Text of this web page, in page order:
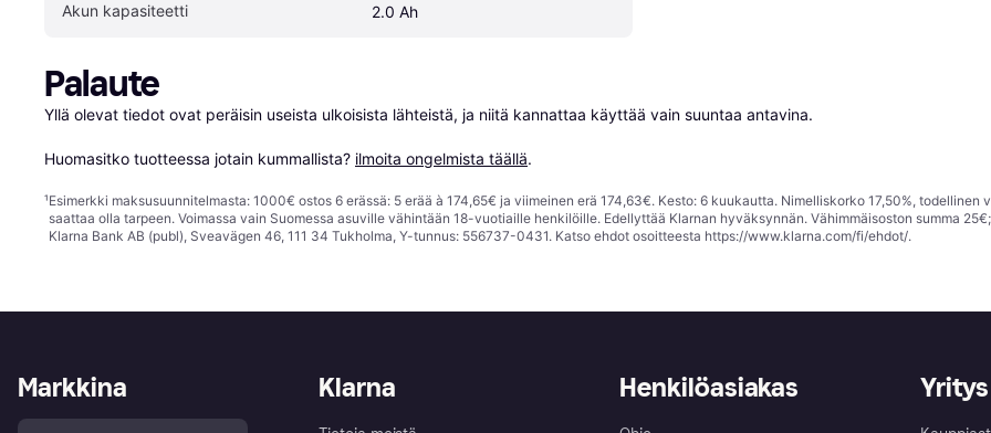
Akun kapasiteetti 2.0 Ah
Palaute
Yllä olevat tiedot ovat peräisin useista ulkoisista lähteistä, ja niitä kannattaa käyttää vain suuntaa antavina.
Huomasitko tuotteessa jotain kummallista? ilmoita ongelmista täällä.
¹Esimerkki maksusuunnitelmasta: 1000€ ostos 6 erässä: 5 erää à 174,65€ ja viimeinen erä 174,63€. Kesto: 6 kuukautta. Nimelliskorko 17,50%,
saattaa olla tarpeen. Voimassa vain Suomessa asuville vähintään 18-vuotiaille henkilöille. Edellyttää Klarnan hyväksynnän. Vähimmäisoston summa
Klarna Bank AB (publ), Sveavägen 46, 111 34 Tukholma, Y-tunnus: 556737-0431. Katso ehdot osoitteesta https://www.klarna.com/fi/ehdot/.
Klarna Henkilöasiakas Yritys
Markkina